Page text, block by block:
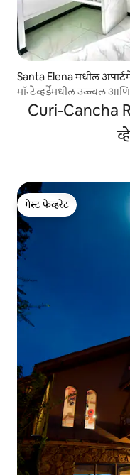
Santa Elena मधील
मॉन्टेव्हर्डेमधील उज्ज्वल
Curi-Cancha
गेस्ट फेव्हरेट
गेस्ट फेव्हरेट